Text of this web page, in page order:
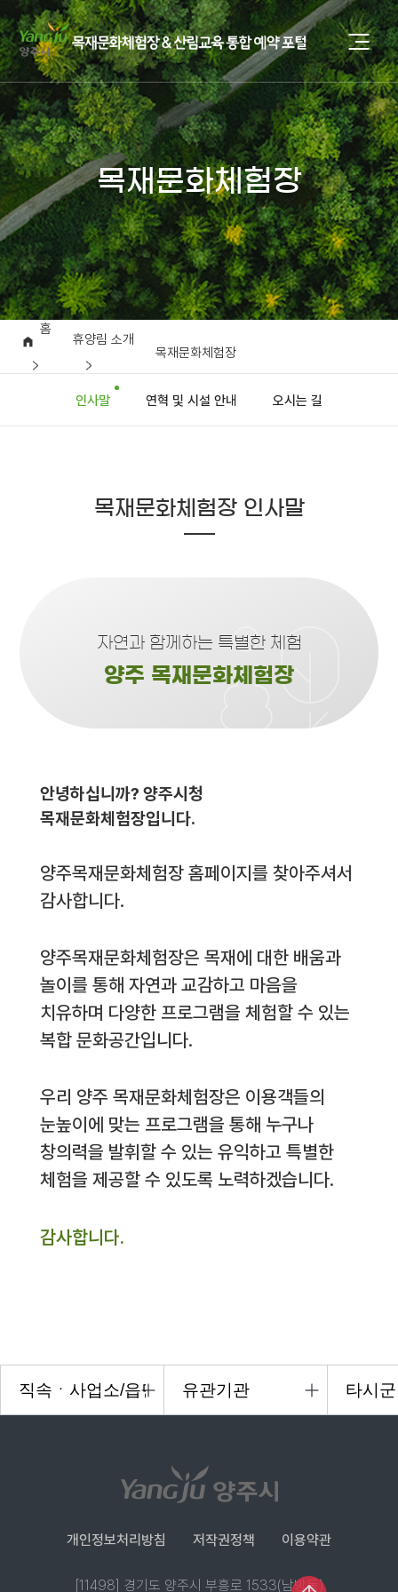
목재문화체험장
홈
휴양림 소개
목재문화체험장
인사말 연혁 및 시설 안내 오시는 길
목재문화체험장 인사말
자연과 함께하는 특별한 체험
양주 목재문화체험장
안녕하십니까? 양주시청
목재문화체험장입니다.
양주목재문화체험장 홈페이지를 찾아주셔서
감사합니다.
양주목재문화체험장은 목재에 대한 배움과
놀이를 통해 자연과 교감하고 마음을
치유하며 다양한 프로그램을 체험할 수 있는
복합 문화공간입니다.
우리 양주 목재문화체험장은 이용객들의
눈높이에 맞는 프로그램을 통해 누구나
창의력을 발휘할 수 있는 유익하고 특별한
체험을 제공할 수 있도록 노력하겠습니다.
감사합니다.
개인정보처리방침 저작권정책 이용약관
[11498] 경기도 양주시 부흥로 1533(남방동)